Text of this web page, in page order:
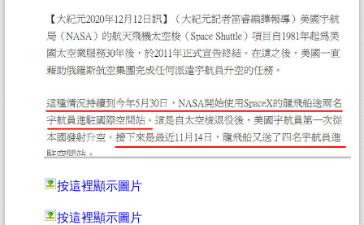
按這裡顯示圖片
按這裡顯示圖片